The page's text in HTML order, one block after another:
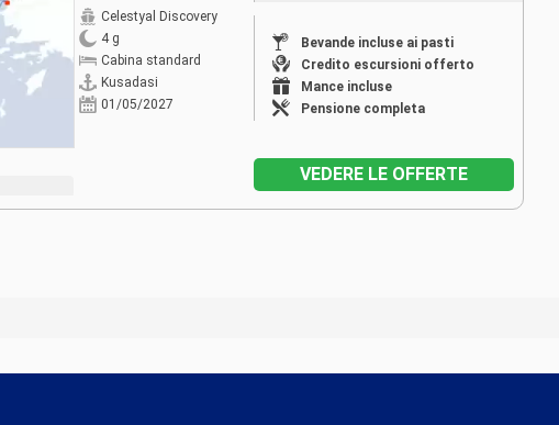
Celestyal Discovery
4 g
Cabina standard
Kusadasi
01/05/2027
Bevande incluse ai pasti
Credito escursioni offerto
Mance incluse
Pensione completa
VEDERE LE OFFERTE